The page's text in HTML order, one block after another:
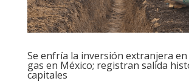
Se enfría la inversión extranjera
gas en México; registran salida
capitales